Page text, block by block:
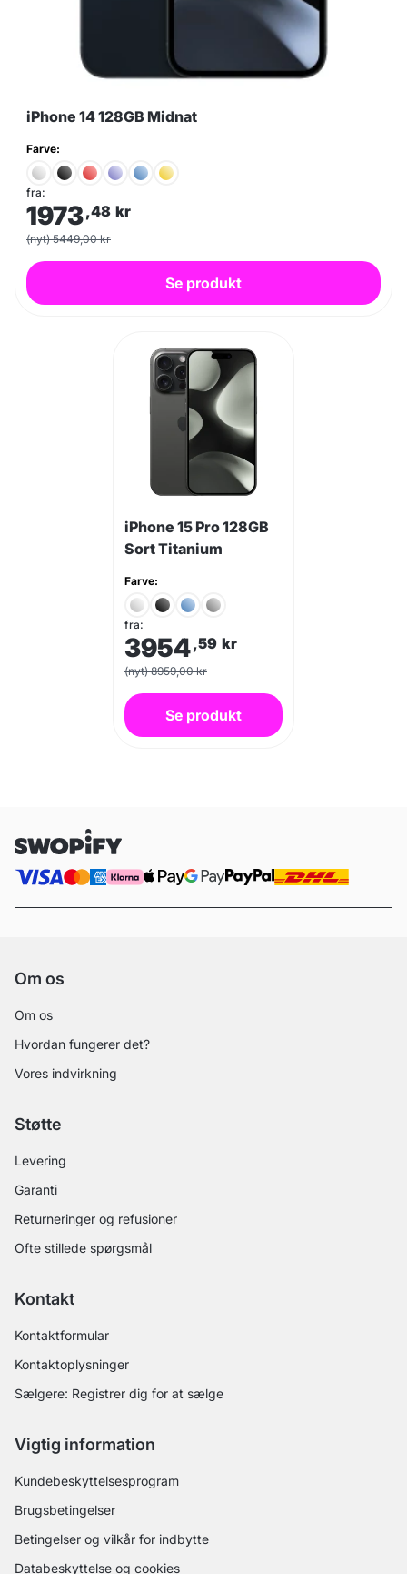
iPhone 14 128GB Midnat
Farve:
fra:
1973,48 kr
(nyt) 5449,00 kr
Se produkt
iPhone 15 Pro 128GB
Sort Titanium
Farve:
fra:
3954,59 kr
(nyt) 8959,00 kr
Se produkt
Om os
Om os
Hvordan fungerer det?
Vores indvirkning
Støtte
Levering
Garanti
Returneringer og refusioner
Ofte stillede spørgsmål
Kontakt
Kontaktformular
Kontaktoplysninger
Sælgere: Registrer dig for at sælge
Vigtig information
Kundebeskyttelsesprogram
Brugsbetingelser
Betingelser og vilkår for indbytte
Databeskyttelse og cookies